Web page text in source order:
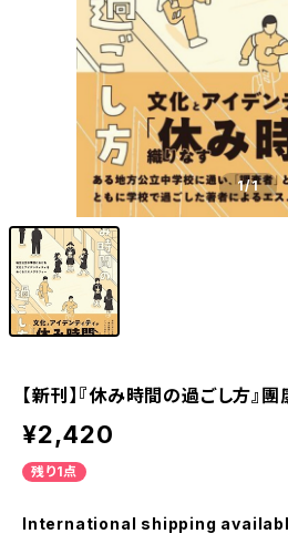
1/1
【新刊】『休み時間の過ごし方』
¥2,420
残り1点
International shipping